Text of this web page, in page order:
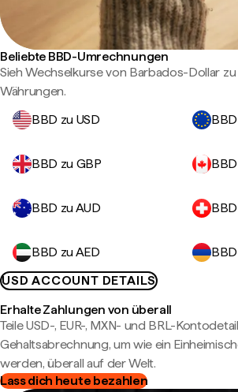
Beliebte BBD-Umrechnungen
Sieh Wechselkurse von Barbados-Dollar
Währungen.
BBD zu USD
BBD zu GBP
BBD zu AUD
BBD zu AED
USD ACCOUNT DETAILS
Erhalte Zahlungen von überall
Teile USD-, EUR-, MXN- und BRL-
Gehaltsabrechnung, um wie ein
werden, überall auf der Welt.
Lass dich heute bezahlen